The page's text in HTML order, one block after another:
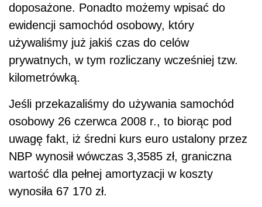
doposażone. Ponadto możemy wpisać do
ewidencji samochód osobowy, który
używaliśmy już jakiś czas do celów
prywatnych, w tym rozliczany wcześniej tzw.
kilometrówką.
Jeśli przekazaliśmy do używania samochód
osobowy 26 czerwca 2008 r., to biorąc pod
uwagę fakt, iż średni kurs euro ustalony przez
NBP wynosił wówczas 3,3585 zł, graniczna
wartość dla pełnej amortyzacji w koszty
wynosiła 67 170 zł.